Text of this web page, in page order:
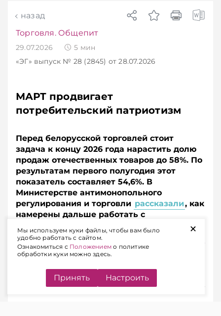
назад
Торговля. Общепит
29.07.2026 5 мин
«ЭГ» выпуск № 28 (2845) от 28.07.2026
МАРТ продвигает
потребительский патриотизм
Перед белорусской торговлей стоит
задача к концу 2026 года нарастить долю
продаж отечественных товаров до 58%. По
результатам первого полугодия этот
показатель составляет 54,6%. В
Министерстве антимонопольного
регулирования и торговли рассказали, как
намерены дальше работать с
Подписывайтесь на Telegram‑канал и Viber.
Telegram Viber
+
Мы используем куки файлы, чтобы вам было
удобно работать с сайтом.
Ознакомиться с Положением о политике
обработки куки можно здесь.
Принять Настроить